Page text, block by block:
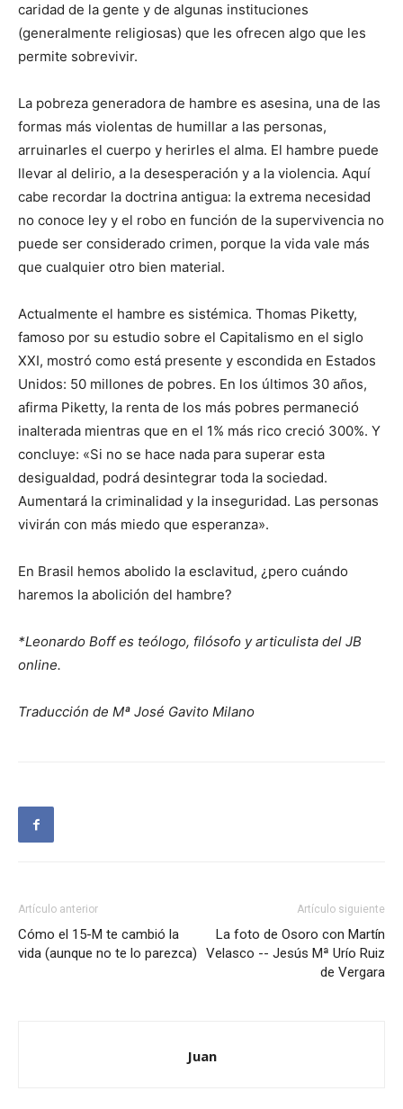
caridad de la gente y de algunas instituciones
(generalmente religiosas) que les ofrecen algo que les
permite sobrevivir.
La pobreza generadora de hambre es asesina, una de las
formas más violentas de humillar a las personas,
arruinarles el cuerpo y herirles el alma. El hambre puede
llevar al delirio, a la desesperación y a la violencia. Aquí
cabe recordar la doctrina antigua: la extrema necesidad
no conoce ley y el robo en función de la supervivencia no
puede ser considerado crimen, porque la vida vale más
que cualquier otro bien material.
Actualmente el hambre es sistémica. Thomas Piketty,
famoso por su estudio sobre el Capitalismo en el siglo
XXI, mostró como está presente y escondida en Estados
Unidos: 50 millones de pobres. En los últimos 30 años,
afirma Piketty, la renta de los más pobres permaneció
inalterada mientras que en el 1% más rico creció 300%. Y
concluye: «Si no se hace nada para superar esta
desigualdad, podrá desintegrar toda la sociedad.
Aumentará la criminalidad y la inseguridad. Las personas
vivirán con más miedo que esperanza».
En Brasil hemos abolido la esclavitud, ¿pero cuándo
haremos la abolición del hambre?
*Leonardo Boff es teólogo, filósofo y articulista del JB
online.
Traducción de Mª José Gavito Milano
Artículo anterior
Cómo el 15-M te cambió la
vida (aunque no te lo parezca)
Artículo siguiente
La foto de Osoro con Martín
Velasco -- Jesús Mª Urío Ruiz
de Vergara
Juan